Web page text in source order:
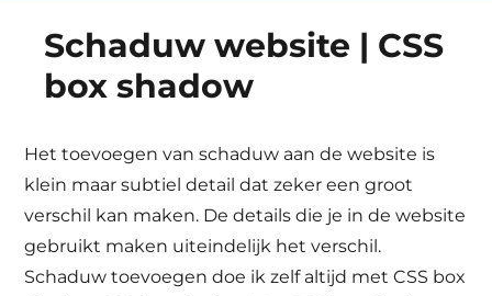
Schaduw website | CSS
box shadow
Het toevoegen van schaduw aan de website is
klein maar subtiel detail dat zeker een groot
verschil kan maken. De details die je in de website
gebruikt maken uiteindelijk het verschil.
Schaduw toevoegen doe ik zelf altijd met CSS box